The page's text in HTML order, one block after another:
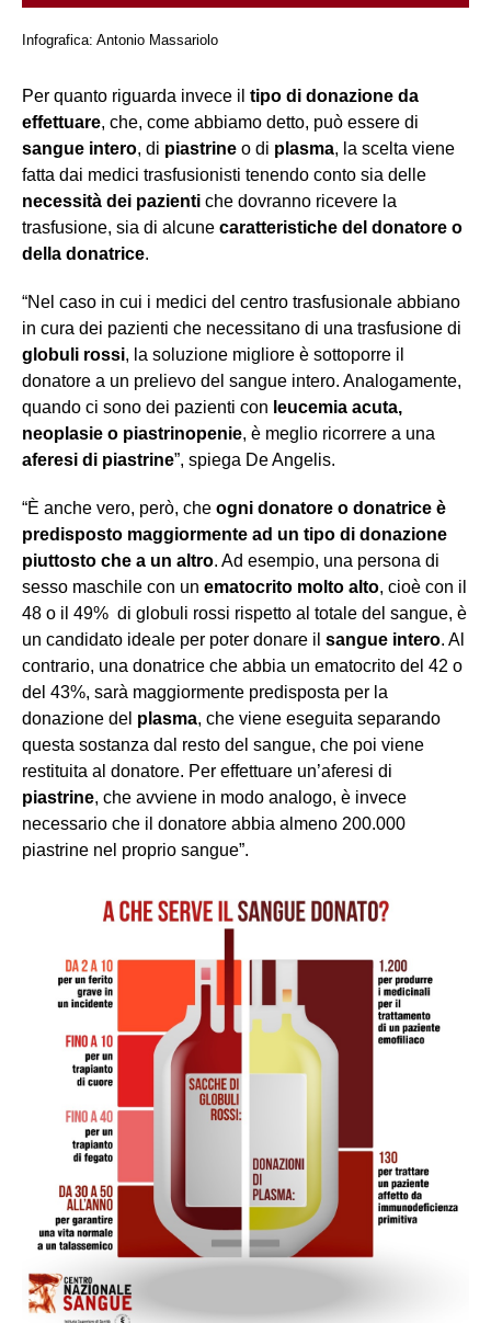
Infografica: Antonio Massariolo
Per quanto riguarda invece il tipo di donazione da
effettuare, che, come abbiamo detto, può essere di
sangue intero, di piastrine o di plasma, la scelta viene
fatta dai medici trasfusionisti tenendo conto sia delle
necessità dei pazienti che dovranno ricevere la
trasfusione, sia di alcune caratteristiche del donatore o
della donatrice.
“Nel caso in cui i medici del centro trasfusionale abbiano
in cura dei pazienti che necessitano di una trasfusione di
globuli rossi, la soluzione migliore è sottoporre il
donatore a un prelievo del sangue intero. Analogamente,
quando ci sono dei pazienti con leucemia acuta,
neoplasie o piastrinopenie, è meglio ricorrere a una
aferesi di piastrine”, spiega De Angelis.
“È anche vero, però, che ogni donatore o donatrice è
predisposto maggiormente ad un tipo di donazione
piuttosto che a un altro. Ad esempio, una persona di
sesso maschile con un ematocrito molto alto, cioè con il
48 o il 49% di globuli rossi rispetto al totale del sangue, è
un candidato ideale per poter donare il sangue intero. Al
contrario, una donatrice che abbia un ematocrito del 42 o
del 43%, sarà maggiormente predisposta per la
donazione del plasma, che viene eseguita separando
questa sostanza dal resto del sangue, che poi viene
restituita al donatore. Per effettuare un’aferesi di
piastrine, che avviene in modo analogo, è invece
necessario che il donatore abbia almeno 200.000
piastrine nel proprio sangue”.